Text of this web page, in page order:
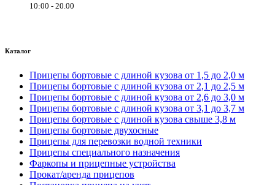
10:00 - 20.00
Каталог
Прицепы бортовые с длиной кузова от 1,5 до 2,0 м
Прицепы бортовые с длиной кузова от 2,1 до 2,5 м
Прицепы бортовые с длиной кузова от 2,6 до 3,0 м
Прицепы бортовые с длиной кузова от 3,1 до 3,7 м
Прицепы бортовые с длиной кузова свыше 3,8 м
Прицепы бортовые двухосные
Прицепы для перевозки водной техники
Прицепы специального назначения
Фаркопы и прицепные устройства
Прокат/аренда прицепов